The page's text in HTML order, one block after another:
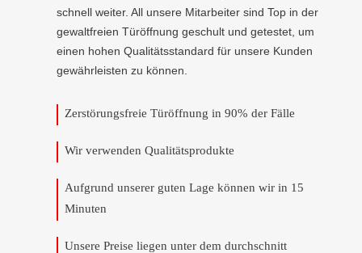
schnell weiter. All unsere Mitarbeiter sind Top in der
gewaltfreien Türöffnung geschult und getestet, um
einen hohen Qualitätsstandard für unsere Kunden
gewährleisten zu können.
Zerstörungsfreie Türöffnung in 90% der Fälle
Wir verwenden Qualitätsprodukte
Aufgrund unserer guten Lage können wir in 15
Minuten
Unsere Preise liegen unter dem durchschnitt